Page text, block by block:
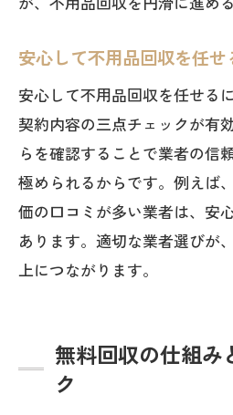
安心して不用品回収を任
安心して不用品回収を任せる
契約内容の三点チェックが有
らを確認することで業者の信
極められるからです。例えば
価の口コミが多い業者は、安
あります。適切な業者選びが
上につながります。
無料回収の仕組み
ク